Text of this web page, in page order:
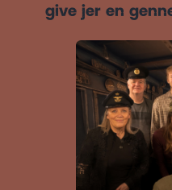
give jer en